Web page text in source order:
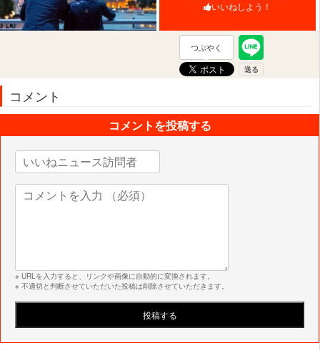
いいねしよう！
つぶやく
コメント
コメントを投稿する
※ URLを入力すると、リンクや画像に自動的に変換されます。
※ 不適切と判断させていただいた投稿は削除させていただきます。